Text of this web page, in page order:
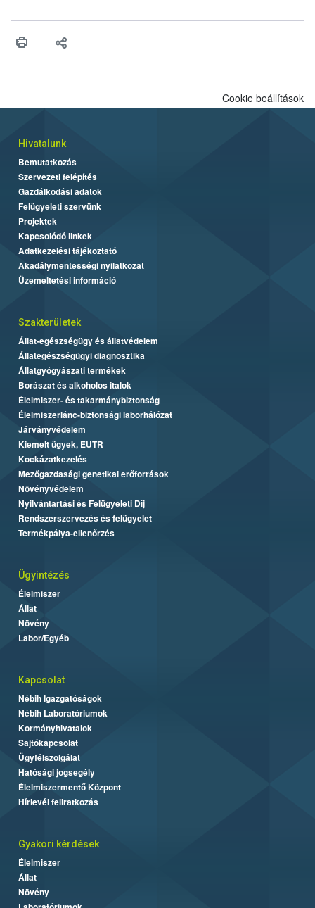
higiéniai szabályok betartása, a megfelelő hőkezelés, valamint a
biztonsági Hivatal (Nébih) Oktatási Programja összegyűjtötte a
Cookie beállítások
Hivatalunk
Bemutatkozás
Szervezeti felépítés
Gazdálkodási adatok
Felügyeleti szervünk
Projektek
Kapcsolódó linkek
Adatkezelési tájékoztató
Akadálymentességi nyilatkozat
Üzemeltetési információ
Szakterületek
Állat-egészségügy és állatvédelem
Állategészségügyi diagnosztika
Állatgyógyászati termékek
Borászat és alkoholos italok
Élelmiszer- és takarmánybiztonság
Élelmiszerlánc-biztonsági laborhálózat
Járványvédelem
Kiemelt ügyek, EUTR
Kockázatkezelés
Mezőgazdasági genetikai erőforrások
Növényvédelem
Nyilvántartási és Felügyeleti Díj
Rendszerszervezés és felügyelet
Termékpálya-ellenőrzés
Ügyintézés
Élelmiszer
Állat
Növény
Labor/Egyéb
Kapcsolat
Nébih Igazgatóságok
Nébih Laboratóriumok
Kormányhivatalok
Sajtókapcsolat
Ügyfélszolgálat
Hatósági jogsegély
Élelmiszermentő Központ
Hírlevél feliratkozás
Gyakori kérdések
Élelmiszer
Állat
Növény